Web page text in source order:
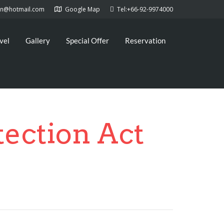
Google Map Tel:+66-92-9974000
Gallery Special Offer Reservation
Act